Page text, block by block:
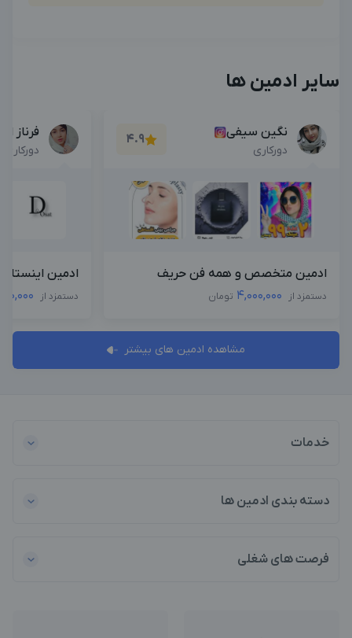
سایر ادمین ها
نگین سیفی
دورکاری
4.9
ادمین متخصص و همه فن حریف
دستمزد از 4,000,000 تومان
فرناز
دورکاری
ادمین
دستمزد از
مشاهده ادمین های بیشتر
خدمات
دسته بندی ادمین ها
فرصت های شغلی